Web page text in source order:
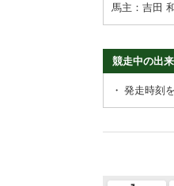
馬主：吉田
競走中の出
・ 発走時刻